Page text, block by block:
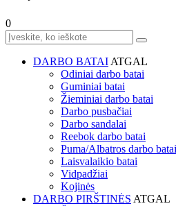
0
DARBO BATAI ATGAL
Odiniai darbo batai
Guminiai batai
Žieminiai darbo batai
Darbo pusbačiai
Darbo sandalai
Reebok darbo batai
Puma/Albatros darbo batai
Laisvalaikio batai
Vidpadžiai
Kojinės
DARBO PIRŠTINĖS ATGAL